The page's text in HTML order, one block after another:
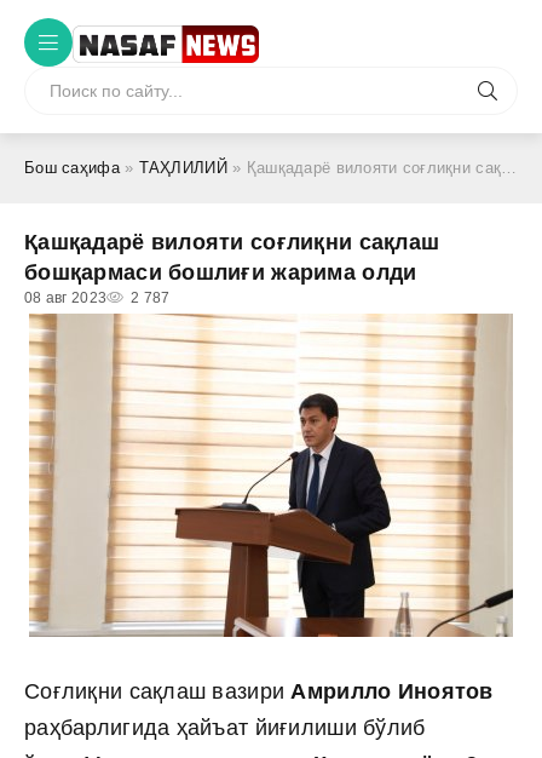
Бош саҳифа» ТАҲЛИЛИЙ » Қашқадарё вилояти соғлиқни сақлаш бошқармаси бошлиғи жарима олди
Қашқадарё вилояти соғлиқни сақлаш
бошқармаси бошлиғи жарима олди
08 авг 2023 2 787
Соғлиқни сақлаш вазириАмрилло Иноятов
раҳбарлигида ҳайъат йиғилиши бўлиб